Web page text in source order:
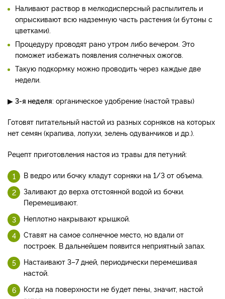
Наливают раствор в мелкодисперсный распылитель и
опрыскивают всю надземную часть растения (и бутоны с
цветками).
Процедуру проводят рано утром либо вечером. Это
поможет избежать появления солнечных ожогов.
Такую подкормку можно проводить через каждые две
недели.
▶ 3-я неделя: органическое удобрение (настой травы)
Готовят питательный настой из разных сорняков на которых
нет семян (крапива, лопухи, зелень одуванчиков и др.).
Рецепт приготовления настоя из травы для петуний:
В ведро или бочку кладут сорняки на 1/3 от объема.
Заливают до верха отстоянной водой из бочки.
Перемешивают.
Неплотно накрывают крышкой.
Ставят на самое солнечное место, но вдали от
построек. В дальнейшем появится неприятный запах.
Настаивают 3–7 дней, периодически перемешивая
настой.
Когда на поверхности не будет пены, значит, настой